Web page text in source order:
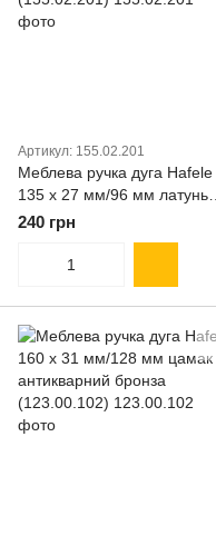
Артикул: 155.02.201
Меблева ручка дуга Hafele
135 х 27 мм/96 мм латунь
матовий срібний
240 грн